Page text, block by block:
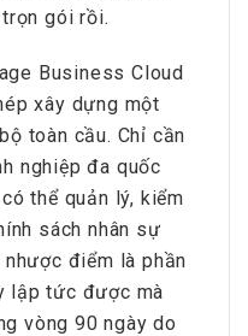
gói rồi.
Business Cloud
xây dựng một
toàn cầu. Chỉ cần
nghiệp đa quốc
thể quản lý, kiểm
sách nhân sự
điểm là phần
lập tức được mà
vòng 90 ngày do